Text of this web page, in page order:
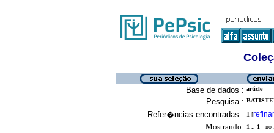
Base de dados : article
Pesquisa :
Refer�ncias encontradas : 1 [refinar
Mostrando: 1 .. 1 no